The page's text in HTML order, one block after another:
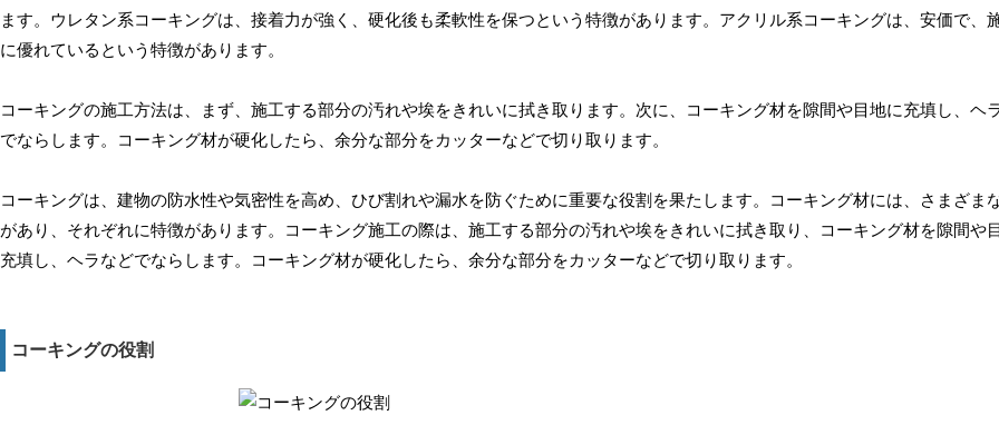
ます。ウレタン系コーキングは、接着力が強く、硬化後も柔軟性を保つという特徴があります。アクリル系コーキングは、安価で、
に優れているという特徴があります。
コーキングの施工方法は、まず、施工する部分の汚れや埃をきれいに拭き取ります。次に、コーキング材を隙間や目地に充填し、ヘ
でならします。コーキング材が硬化したら、余分な部分をカッターなどで切り取ります。
コーキングは、建物の防水性や気密性を高め、ひび割れや漏水を防ぐために重要な役割を果たします。コーキング材には、さまざま
があり、それぞれに特徴があります。コーキング施工の際は、施工する部分の汚れや埃をきれいに拭き取り、コーキング材を隙間や
充填し、ヘラなどでならします。コーキング材が硬化したら、余分な部分をカッターなどで切り取ります。
コーキングの役割